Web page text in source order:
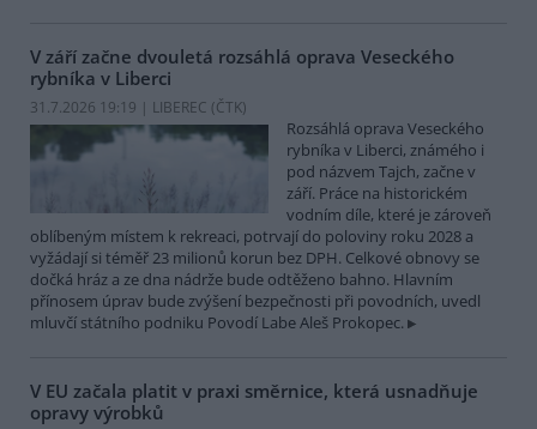
V září začne dvouletá rozsáhlá oprava Veseckého
rybníka v Liberci
31.7.2026 19:19 | LIBEREC (ČTK)
Rozsáhlá oprava Veseckého
rybníka v Liberci, známého i
pod názvem Tajch, začne v
září. Práce na historickém
vodním díle, které je zároveň
oblíbeným místem k rekreaci, potrvají do poloviny roku 2028 a
vyžádají si téměř 23 milionů korun bez DPH. Celkové obnovy se
dočká hráz a ze dna nádrže bude odtěženo bahno. Hlavním
přínosem úprav bude zvýšení bezpečnosti při povodních, uvedl
mluvčí státního podniku Povodí Labe Aleš Prokopec.
V EU začala platit v praxi směrnice, která usnadňuje
opravy výrobků